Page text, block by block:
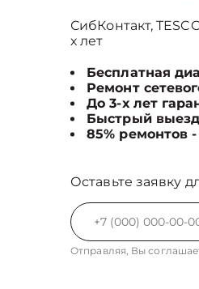
СибКонтакт,
х лет
Бесплатная
Ремонт
До 3-х лет
Быстрый
85% ремонтов
Оставьте заявку
Отправляя, Вы